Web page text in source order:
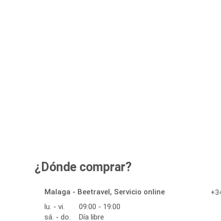
¿Dónde comprar?
Malaga - Beetravel, Servicio online
lu. - vi.
09:00 - 19:00
sá. - do.
Día libre